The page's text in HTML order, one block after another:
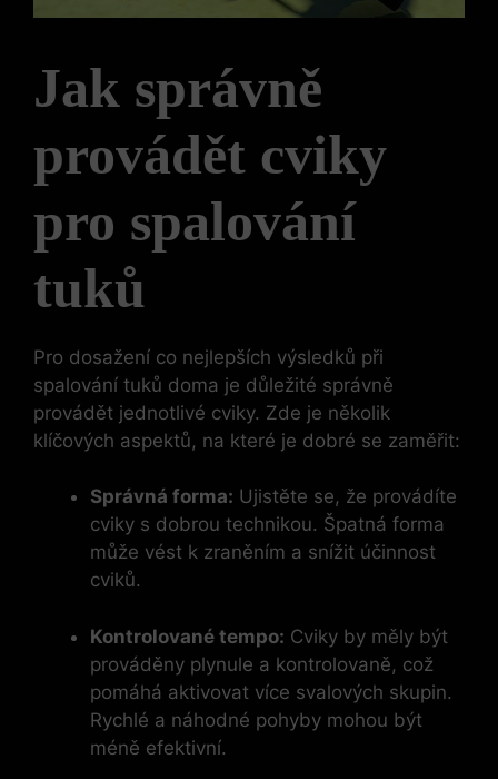
Jak správně
provádět cviky
pro spalování
tuků
Pro dosažení co nejlepších výsledků při
spalování tuků doma je důležité správně
provádět jednotlivé cviky. Zde je několik
klíčových aspektů, na které je dobré se zaměřit:
Správná forma: Ujistěte se, že provádíte
cviky s dobrou technikou. Špatná forma
může vést k zraněním a snížit účinnost
cviků.
Kontrolované tempo: Cviky by měly být
prováděny plynule a kontrolovaně, což
pomáhá aktivovat více svalových skupin.
Rychlé a náhodné pohyby mohou být
méně efektivní.